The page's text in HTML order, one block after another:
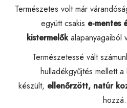
Természetes volt már
együtt csakis e-mentes
kistermelőkalapanyagaiból
Természetessé vált
hulladékgyűjtés mellett
készült, ellenőrzött, natúr
hozzá.